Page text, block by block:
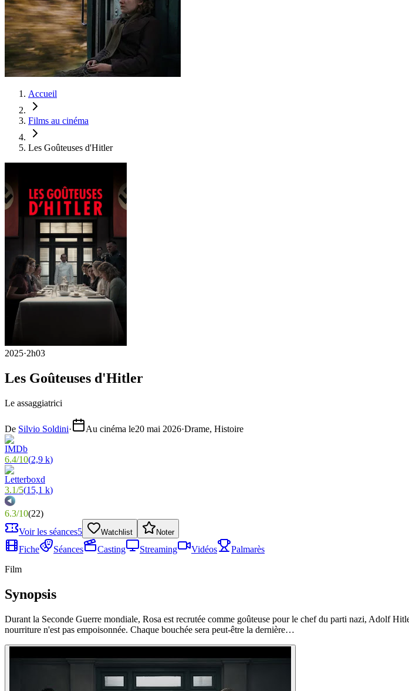
Accueil
Films au cinéma
Les Goûteuses d'Hitler
2025·2h03
Les Goûteuses d'Hitler
Le assaggiatrici
De Silvio Soldini· Au cinéma le20 mai 2026·Drame, Histoire
6.4/10(2,9 k)
3.1/5(15,1 k)
6.3/10(22)
Voir les séances5 Watchlist Noter
Fiche Séances Casting Streaming Vidéos
Palmarès
Film
Synopsis
Durant la Seconde Guerre mondiale, Rosa est recrutée comme goûteuse pour le chef du parti nazi, Adolf
nourriture n'est pas empoisonnée. Chaque bouchée sera peut-être la dernière…